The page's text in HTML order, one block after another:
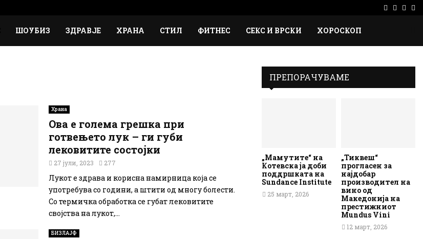
Facebook
ШОУБИЗ ЗДРАВЈЕ ХРАНА СТИЛ ФИТНЕС СЕКС И ВРСКИ ХОРОСКОП
Храна
Ова е голема грешка при
готвењето лук – ги губи
лековитите состојки
27 јули, 2023 277
Лукот е здрава и корисна намирница која се
употребува со години, а штити од многу болести.
Со термичка обработка се губат лековитите
својства на лукот,...
БИЗЛАЈФ
ПРЕПОРАЧУВАМЕ
„Мамутите“ на
Котевска ја доби
поддршката на
Sundance Institute
25 март, 2026
„Тиквеш“
прогласен за
најдобар
производител на
вино од
Македонија на
престижниот
Mundus Vini
12 март, 2026